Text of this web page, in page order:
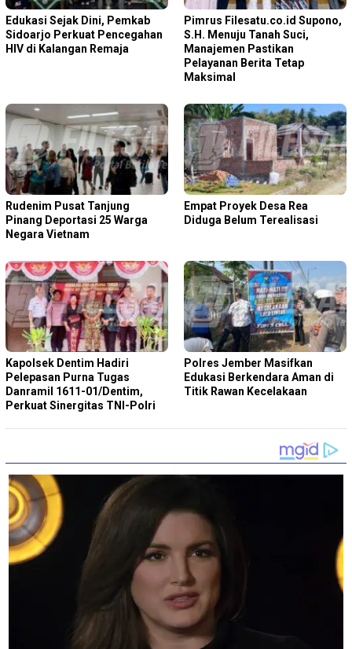
Edukasi Sejak Dini, Pemkab
Sidoarjo Perkuat Pencegahan
HIV di Kalangan Remaja
Pimrus Filesatu.co.id Supono,
S.H. Menuju Tanah Suci,
Manajemen Pastikan
Pelayanan Berita Tetap
Maksimal
Rudenim Pusat Tanjung
Pinang Deportasi 25 Warga
Negara Vietnam
Empat Proyek Desa Rea
Diduga Belum Terealisasi
Kapolsek Dentim Hadiri
Pelepasan Purna Tugas
Danramil 1611-01/Dentim,
Perkuat Sinergitas TNI-Polri
Polres Jember Masifkan
Edukasi Berkendara Aman di
Titik Rawan Kecelakaan